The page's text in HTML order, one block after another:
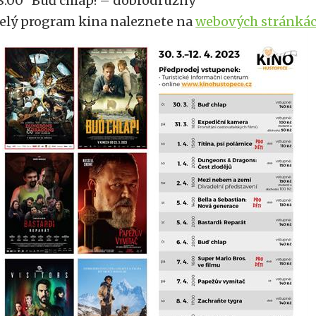
program kina naleznete nawebových